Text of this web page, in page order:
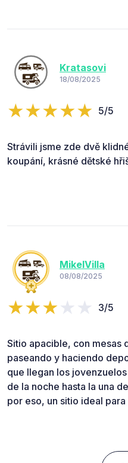
Kratasovi
18/08/2025
5/5
Strávili jsme zde dvě
koupání, krásné dětské
MikelVilla
08/08/2025
3/5
Sitio apacible, con mesas
paseando y haciendo
que llegan los
de la noche hasta la una
por eso, un sitio ideal